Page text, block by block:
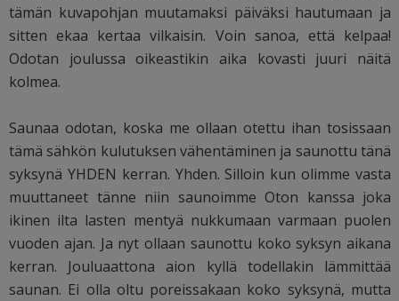
tämän kuvapohjan muutamaksi päiväksi hautumaan ja
sitten ekaa kertaa vilkaisin. Voin sanoa, että kelpaa!
Odotan joulussa oikeastikin aika kovasti juuri näitä
kolmea.
Saunaa odotan, koska me ollaan otettu ihan tosissaan
tämä sähkön kulutuksen vähentäminen ja saunottu tänä
syksynä YHDEN kerran. Yhden. Silloin kun olimme vasta
muuttaneet tänne niin saunoimme Oton kanssa joka
ikinen ilta lasten mentyä nukkumaan varmaan puolen
vuoden ajan. Ja nyt ollaan saunottu koko syksyn aikana
kerran. Jouluaattona aion kyllä todellakin lämmittää
saunan. Ei olla oltu poreissakaan koko syksynä, mutta